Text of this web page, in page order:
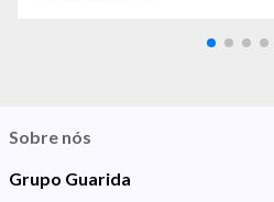
Sobre nós
Grupo Guarida